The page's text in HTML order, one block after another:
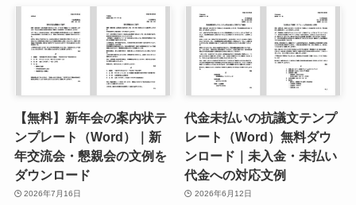
【無料】新年会の案内状テ
ンプレート（Word）｜新
年交流会・懇親会の文例を
ダウンロード
2026年7月16日
代金未払いの抗議文テンプ
レート（Word）無料ダウ
ンロード｜未入金・未払い
代金への対応文例
2026年6月12日